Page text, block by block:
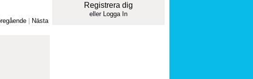
Nästa
Registrera dig
eller Logga In